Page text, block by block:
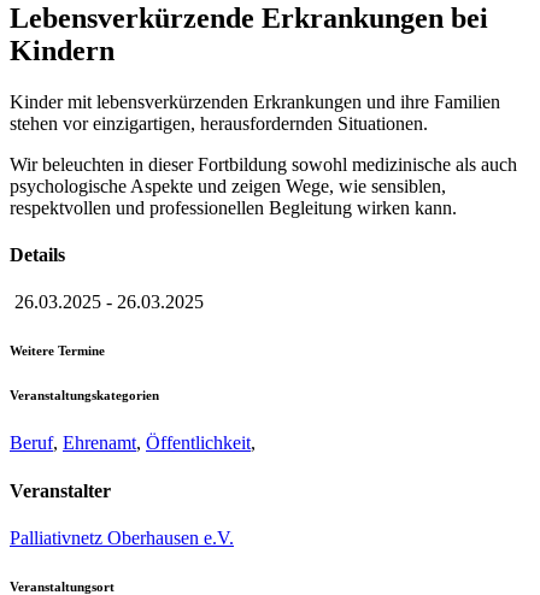
Lebensverkürzende Erkrankungen bei
Kindern
Kinder mit lebensverkürzenden Erkrankungen und ihre Familien
stehen vor einzigartigen, herausfordernden Situationen.
Wir beleuchten in dieser Fortbildung sowohl medizinische als auch
psychologische Aspekte und zeigen Wege, wie sensiblen,
respektvollen und professionellen Begleitung wirken kann.
Details
26.03.2025 - 26.03.2025
Weitere Termine
Veranstaltungskategorien
Beruf, Ehrenamt, Öffentlichkeit,
Veranstalter
Palliativnetz Oberhausen e.V.
Veranstaltungsort